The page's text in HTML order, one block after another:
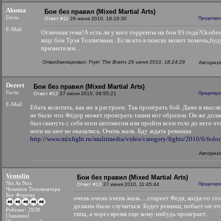
Akuma
Гость
E-Mail
Бои без правил (Mixed Martial Arts)
Ответ #11 26 июня 2010, 18:19:30
Отличная тема!А есть ли у кого торренты на бои 95
ищу бои Трэя Теллигмана...Если кто в поиске может
признателен...
Отредактировал: Fryin' The Brains 26 июня 2010, 18:24:29
Dezert
Гость
E-Mail
Бои без правил (Mixed Martial Arts)
Ответ #12 27 июня 2010, 09:55:21
Ебать колотить, как же я растроен. Так проиграть бой. Даже в
не было что Фёдор может проиграть таким вот образом. Он же
был скинуть с себя ноги автоматом или пройти всем тело до него
ноги на шее не оказались. Очень жаль. Бду ждать реванша.
http://www.mixfight.ru/multimedia/video/category/fights/2010/6/
Ventolin
Nix At Nox
Чемпион Тотализатора
Бог Форума
Рейтинг: 2928
[Заценки]
Бои без правил (Mixed Martial Arts)
Ответ #13 27 июня 2010, 11:45:44
очень очень очень жаль.....стареет Федя, когда-то это
должно было случиться. Будет реванш, побьет он
типа, а через время еще кому-нибудь проиграет..